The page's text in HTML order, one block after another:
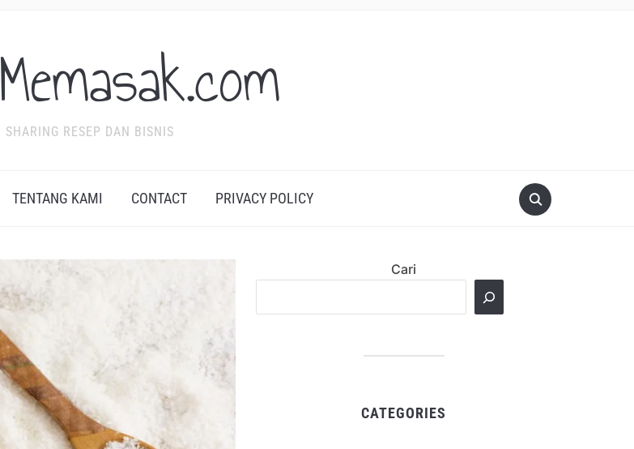
SHARING RESEP DAN BISNIS
TENTANG KAMI CONTACT PRIVACY POLICY
Cari
CATEGORIES